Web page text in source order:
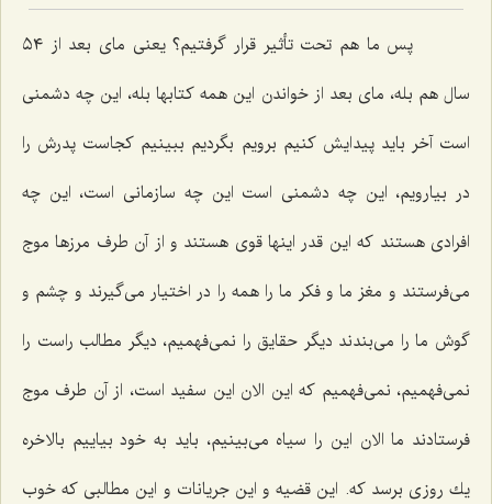
پس ما هم تحت تأثیر قرار گرفتیم؟ یعنی مای بعد از ٥٤
سال هم بله، مای بعد از خواندن این همه كتابها بله، این چه دشمنی
است آخر باید پیدایش كنیم برویم بگردیم ببینیم كجاست پدرش را
در بیارویم، این چه دشمنی است این چه سازمانی است، این چه
افرادی هستند كه این قدر اینها قوی هستند و از آن طرف مرزها موج
می‌فرستند و مغز ما و فكر ما را همه را در اختیار می‌گیرند و چشم و
گوش ما را می‌بندند دیگر حقایق را نمی‌فهمیم، دیگر مطالب راست را
نمی‌فهمیم، نمی‌فهمیم كه این الان این سفید است، از آن طرف موج
فرستادند ما الان این را سیاه می‌بینیم، باید به خود بیاییم بالاخره
یك روزی برسد كه. این قضیه و این جریانات و این مطالبی كه خوب